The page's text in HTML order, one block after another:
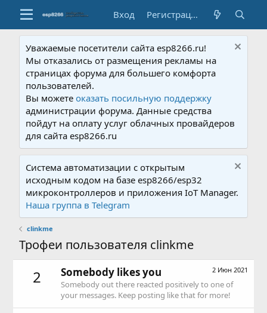
Вход Регистрация
Уважаемые посетители сайта esp8266.ru!
Мы отказались от размещения рекламы на
страницах форума для большего комфорта
пользователей.
Вы можетеоказать посильную поддержку
администрации форума. Данные средства
пойдут на оплату услуг облачных провайдеров
для сайта esp8266.ru
Система автоматизации с открытым
исходным кодом на базе esp8266/esp32
микроконтроллеров и приложения IoT Manager.
Наша группа в Telegram
clinkme
Трофеи пользователя clinkme
2 2 Июн 2021
Somebody likes you
Somebody out there reacted positively to one of
your messages. Keep posting like that for more!